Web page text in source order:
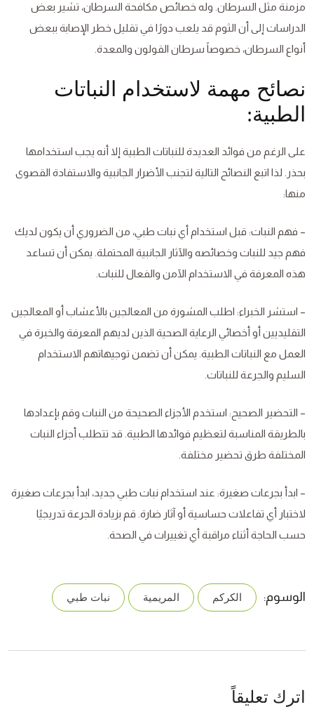
مزمنة مثل السرطان. وله خصائص مكافحة السرطان، تشير بعض
الدراسات إلى أن الثوم قد يلعب دورًا في تقليل خطر الإصابة ببعض
أنواع السرطان، خصوصاً سرطان القولون والمعدة.
نصائح مهمة لاستخدام النباتات
الطبية:
على الرغم من فوائد العديدة للنباتات الطبية إلا أنه يجب استخدامها
بحذر. لذا اتبع النصائح التالية لتجنب الأضرار الجانبية والاستفادة القصوى
منها:
– فهم النبات: قبل استخدام أي نبات طبي، من الضروري أن يكون لديك
فهم جيد للنبات وخصائصه والآثار الجانبية المحتملة. يمكن أن تساعد
هذه المعرفة في الاستخدام الآمن والفعال للنبات.
– استشر الخبراء: اطلب المشورة من المعالجين بالأعشاب أو المعالجين
التقليديين أو أخصائي الرعاية الصحية الذين لديهم المعرفة والخبرة في
العمل مع النباتات الطبية. يمكن أن تضمن توجيهاتهم الاستخدام
السليم والجرعة للنباتات.
– التحضير الصحيح: استخدم الأجزاء الصحيحة من النبات وقم بإعدادها
بالطريقة المناسبة لتعظيم فوائدها الطبية. قد تتطلب أجزاء النبات
المختلفة طرق تحضير مختلفة.
– ابدأ بجرعات صغيرة: عند استخدام نبات طبي جديد، ابدأ بجرعات صغيرة
لاختبار أي تفاعلات حساسية أو آثار ضارة. قم بزيادة الجرعة تدريجيًا
حسب الحاجة أثناء مراقبة أي تغييرات في الصحة.
الوسوم: الكركم المريمية نبات طبي
اترك تعليقاً